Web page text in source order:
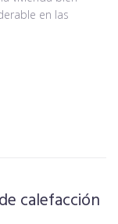
en las
calefacción